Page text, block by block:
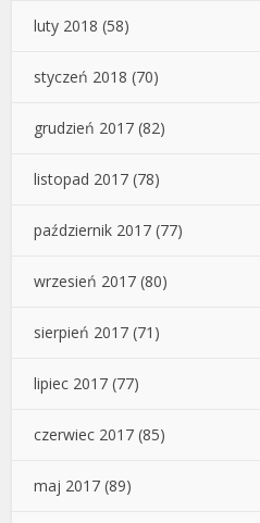
luty 2018 (58)
styczeń 2018 (70)
grudzień 2017 (82)
listopad 2017 (78)
październik 2017 (77)
wrzesień 2017 (80)
sierpień 2017 (71)
lipiec 2017 (77)
czerwiec 2017 (85)
maj 2017 (89)